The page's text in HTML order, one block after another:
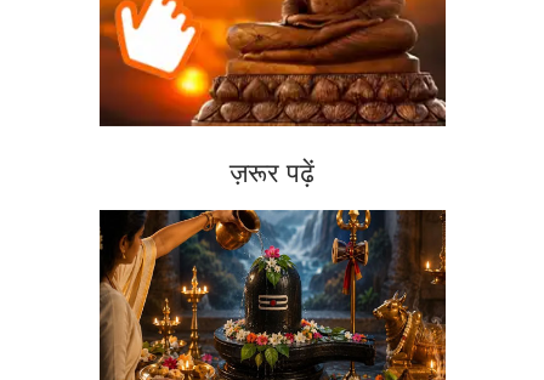
ज़रूर पढ़ें